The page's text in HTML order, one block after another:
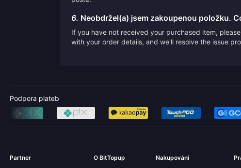
6. Neobdržel(a) jsem zakoupenou položku.
If you have not received your purchased item,
with your order details, and we'll resolve the issue
Podpora plateb
Partner
O BitTopup
Nakupování